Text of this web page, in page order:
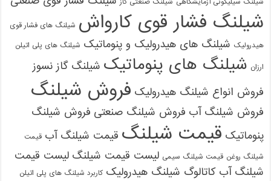
شیلنگ فشار قوی کارواش شیلنگ های فشار قوی
هیدرولیک شیلنگ های هیدرولیک و پنوماتیک شیلنگ های پلی اتیلن
ارزان شیلنگ های پنوماتیک شیلنگ گاز نسوز
فروش انواع شیلنگ هیدرولیک فروش شیلنگ
فروش شیلنگ آب فروش شیلنگ صنعتی فروش شیلنگ
پنوماتیک قیمت شیلنگ قیمت شیلنگ آب قیمت
شیلنگ روغن قیمت شیلنگ سیمی لیست قیمت شیلنگ لیست قیمت
شیلنگ آب کاتالوگ شیلنگ هیدرولیک کاربرد شیلنگ های پلی اتیلن